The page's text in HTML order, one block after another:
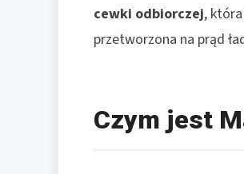
cewki odbiorczej,
przetworzona na prąd
Czym jest